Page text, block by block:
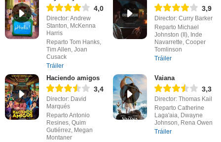
4,0
Director: Andrew
Stanton, McKenna
Harris
Reparto Tom Hanks,
Tim Allen, Joan
Cusack
Tráiler
3,9
Director: Curry Barker
Reparto Michael
Johnston (II), Inde
Navarrette, Cooper
Tomlinson
Tráiler
Haciendo amigos
3,4
Director: David
Marqués
Reparto Antonio
Resines, Quim
Gutiérrez, Megan
Montaner
Vaiana
3,3
Director: Thomas Kail
Reparto Catherine
Laga'aia, Dwayne
Johnson, Rena Owen
Tráiler